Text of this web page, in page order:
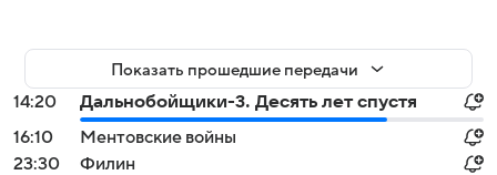
Показать прошедшие передачи
14:20
Дальнобойщики-3. Десять лет спустя
16:10
Ментовские войны
23:30
Филин